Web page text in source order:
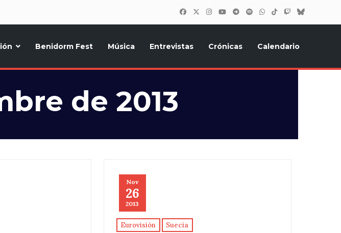
Benidorm Fest Música Entrevistas Crónicas Calendario
de 2013
Nov
26
2013
Eurovisión Suecia